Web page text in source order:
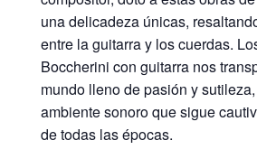
una delicadeza únicas,
entre la guitarra y los cuerdas.
Boccherini con guitarra nos
mundo lleno de pasión y
ambiente sonoro que sigue
de todas las épocas.